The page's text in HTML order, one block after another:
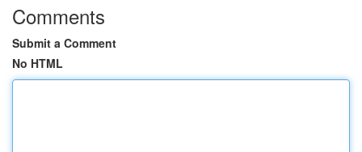
Comments
Submit a Comment
No HTML